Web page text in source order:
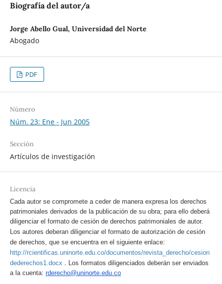
Biografía del autor/a
Jorge Abello Gual, Universidad del Norte
Abogado
PDF
Número
Núm. 23: Ene - Jun 2005
Sección
Artículos de investigación
Licencia
Cada autor se compromete a ceder de manera expresa los derechos
patrimoniales derivados de la publicación de su obra; para ello deberá
diligenciar el formato de cesión de derechos patrimoniales de autor.
Los autores deberan diligenciar el formato de autorización de cesión
de derechos, que se encuentra en el siguiente enlace:
http://rcientificas.uninorte.edu.co/documentos/revista_derecho/cesion
dederechos1.docx . Los formatos diligenciados deberán ser enviados
a la cuenta: rderecho@uninorte.edu.co